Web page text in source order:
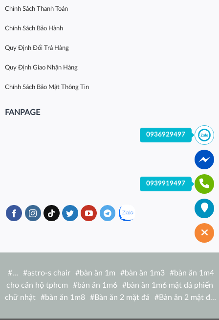
Chính Sách Thanh Toán
Chính Sách Bảo Hành
Quy Định Đổi Trả Hàng
Quy Định Giao Nhận Hàng
Chính Sách Bảo Mật Thông Tin
FANPAGE
#… #astro-s chair #bàn ăn 1m #bàn ăn 1m3 #bàn ăn 1m4
cho căn hộ tphcm
#bàn ăn 1m6 #bàn ăn 1m6 mặt đá phiến
chữ nhật
#bàn ăn 1m8 #Bàn ăn 2 mặt đá #Bàn ăn 2 mặt đá
0936929497
0939919497